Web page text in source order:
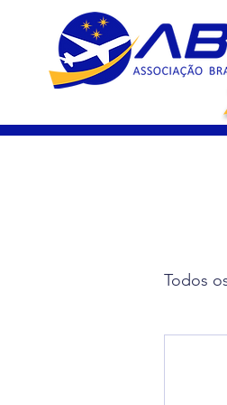
Todos